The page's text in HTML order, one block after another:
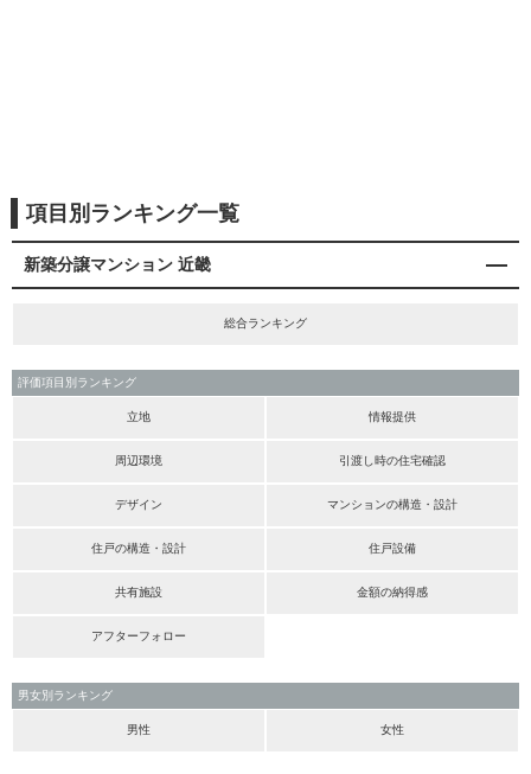
項目別ランキング一覧
新築分譲マンション 近畿
総合ランキング
評価項目別ランキング
立地 情報提供
周辺環境 引渡し時の住宅確認
デザイン マンションの構造・設計
住戸の構造・設計 住戸設備
共有施設 金額の納得感
アフターフォロー
男女別ランキング
男性 女性